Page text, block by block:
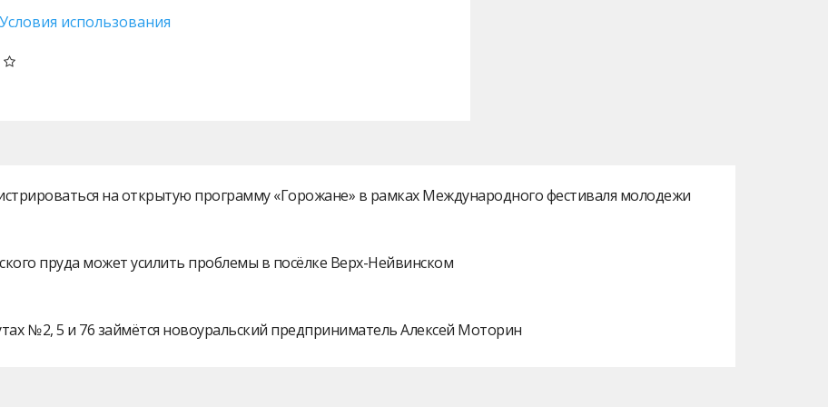
Условия использования
на открытую программу «Горожане» в рамках Международного фестиваля молодежи
пруда может усилить проблемы в посёлке Верх-Нейвинском
№ 2, 5 и 76 займётся новоуральский предприниматель Алексей Моторин